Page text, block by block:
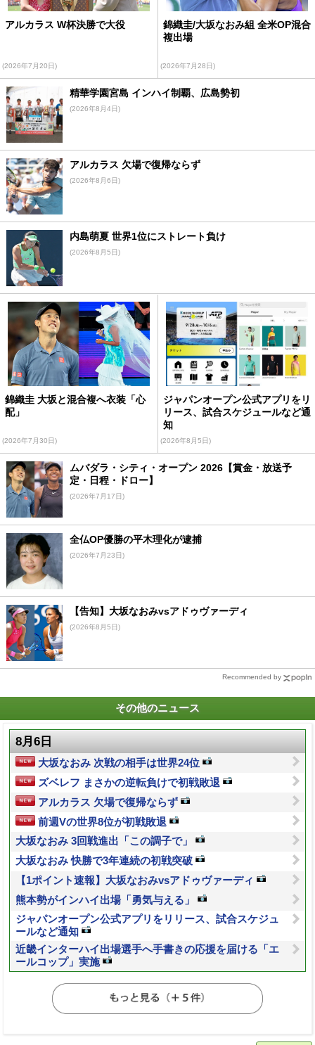
アルカラス W杯決勝で大役
(2026年7月20日)
錦織圭/大坂なおみ組 全米OP混合
複出場
(2026年7月28日)
精華学園宮島 インハイ制覇、広島勢初
(2026年8月4日)
アルカラス 欠場で復帰ならず
(2026年8月6日)
内島萌夏 世界1位にストレート負け
(2026年8月5日)
錦織圭 大坂と混合複へ衣装「心
配」
(2026年7月30日)
ジャパンオープン公式アプリをリ
リース、試合スケジュールなど通
知
(2026年8月5日)
ムバダラ・シティ・オープン 2026【賞金・放送予
定・日程・ドロー】
(2026年7月17日)
全仏OP優勝の平木理化が逮捕
(2026年7月23日)
【告知】大坂なおみvsアドゥヴァーディ
(2026年8月5日)
Recommended by
その他のニュース
8月6日
大坂なおみ 次戦の相手は世界24位
ズベレフ まさかの逆転負けで初戦敗退
アルカラス 欠場で復帰ならず
前週Vの世界8位が初戦敗退
大坂なおみ 3回戦進出「この調子で」
大坂なおみ 快勝で3年連続の初戦突破
【1ポイント速報】大坂なおみvsアドゥヴァーディ
熊本勢がインハイ出場「勇気与える」
ジャパンオープン公式アプリをリリース、試合スケジュ
ールなど通知
近畿インターハイ出場選手へ手書きの応援を届ける「エ
ールコップ」実施